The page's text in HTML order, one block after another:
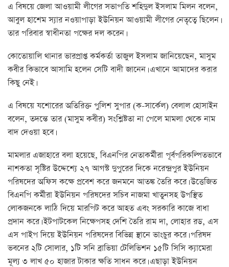
এ বিষয়ে জেলা আওয়ামী লীগের সভাপতি শহিদুল ইসলাম মিলন বলেন,
আবুল হাশেম স্যার নওয়াপাড়া ইউনিয়ন আওয়ামী লীগের নেতৃত্বে ছিলেন।
তার পরিবার স্বাধীনতা পক্ষের দল করেন।
কোতোয়ালি থানার ভারপ্রাপ্ত কর্মকর্তা তাজুল ইসলাম জানিয়েছেন, মাসুম
কবীর কিভাবে আসামি হলেন সেটি বাদী জানেন। এখানে আমাদের করার
কিছু নেই।
এ বিষয়ে যশোরের অতিরিক্ত পুলিশ সুপার (ক-সার্কেল) বেলাল হোসাইন
বলেন, তদন্তে তার (মাসুম কবীর) সংশ্লিষ্টতা না পেলে মামলা থেকে নাম
বাদ দেওয়া হবে।
মামলার এজাহারে বলা হয়েছে, বিএনপির নেতাকর্মীরা পূর্বপরিকল্পিতভাবে
নাশকতা সৃষ্টির উদ্দেশ্যে ২৭ আগস্ট দুপুরের দিকে নরেন্দ্রপুর ইউনিয়ন
পরিষদের অফিস কক্ষে প্রবেশ করে জনমনে আতঙ্ক তৈরি করে। উত্তেজিত
বিএনপি কর্মীরা ইউনিয়ন পরিষদের সচিব নাজমা খাতুনসহ উপস্থিত
লোকজনকে লাঠি দিয়ে মারপিট করে আহত এবং সরকারি কাজে বাধা
প্রদান করে। ইটপাটকেল নিক্ষেপসহ দেশি তৈরি রাম দা, লোহার রড, এস
এস পাইপ দিয়ে ইউনিয়ন পরিষদের বিভিন্ন স্থানে ভাংচুর করে। পরিষদ
ভবনের ২টি সোলার, ১টি সনি ব্রাভিয়া টেলিভিশন ১৫টি সিসি ক্যামেরা
মূল্য ৩ লাখ ৫০ হাজার টাকার ক্ষতি সাধন করে। এছাড়া ইউনিয়ন